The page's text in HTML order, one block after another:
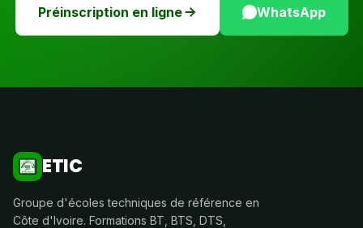
Préinscription en ligne WhatsApp
ETIC
Groupe d'écoles techniques de référence en
Côte d'Ivoire. Formations BT, BTS, DTS,